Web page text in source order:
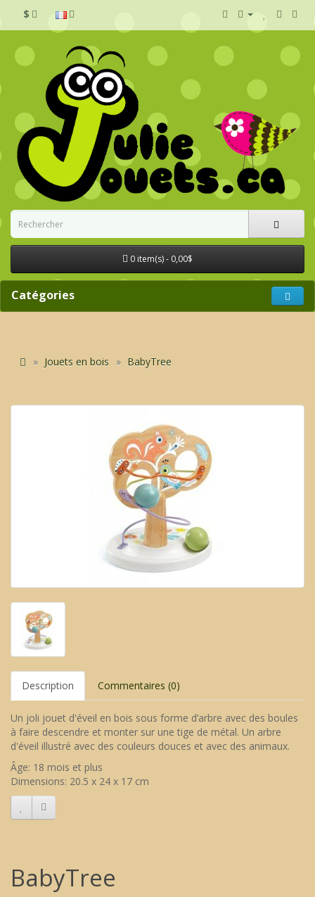
$
0 item(s) - 0,00$
Catégories
Jouets en bois BabyTree
Description Commentaires (0)
Un joli jouet d'éveil en bois sous forme d’arbre avec des boules
à faire descendre et monter sur une tige de métal. Un arbre
d'éveil illustré avec des couleurs douces et avec des animaux.
Âge: 18 mois et plus
Dimensions: 20.5 x 24 x 17 cm
BabyTree